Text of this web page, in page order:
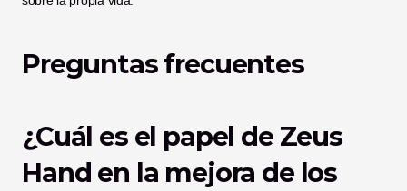
Preguntas frecuentes
¿Cuál es el papel de Zeus
Hand en la mejora de los